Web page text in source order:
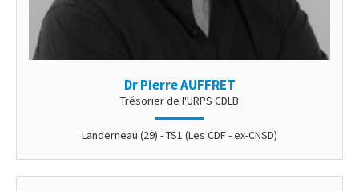
Dr Pierre AUFFRET
Trésorier de l'URPS CDLB
Landerneau (29) - TS1 (Les CDF - ex-CNSD)